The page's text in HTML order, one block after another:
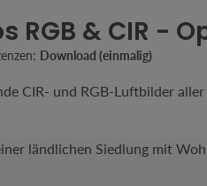
RGB & CIR -
Download (einmalig)
CIR- und RGB-Luftbilder